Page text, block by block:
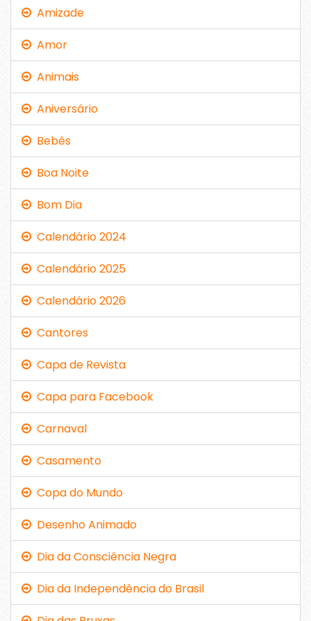
Amizade
Amor
Animais
Aniversário
Bebês
Boa Noite
Bom Dia
Calendário 2024
Calendário 2025
Calendário 2026
Cantores
Capa de Revista
Capa para Facebook
Carnaval
Casamento
Copa do Mundo
Desenho Animado
Dia da Consciência Negra
Dia da Independência do Brasil